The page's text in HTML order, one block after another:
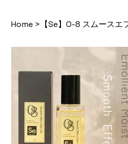
Home > 【Se】O-8 スムースエ